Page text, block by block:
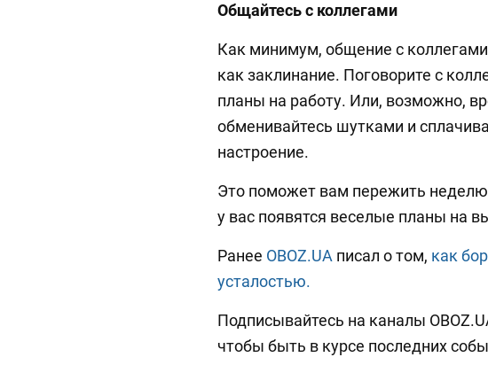
Общайтесь с коллегами
Как минимум, общение с
как заклинание. Поговорите с
планы на работу. Или, возможно,
обменивайтесь шутками и
настроение.
Это поможет вам пережить
у вас появятся веселые планы на
Ранее OBOZ.UA писал о том, как
усталостью.
Подписывайтесь на каналы
чтобы быть в курсе последних